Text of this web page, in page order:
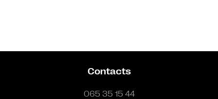
Contacts
065 35 15 44